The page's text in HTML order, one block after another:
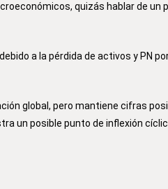
quizás hablar de un
a la pérdida de activos y PN
global, pero mantiene cifras
un posible punto de inflexión